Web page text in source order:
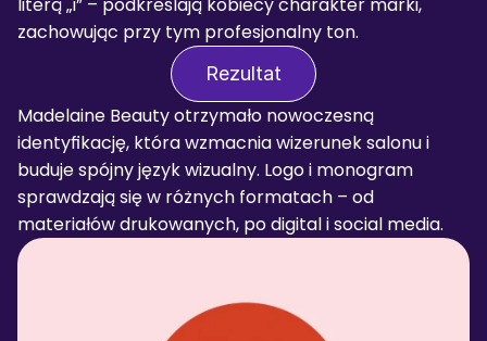
zachowując przy tym profesjonalny ton.
Rezultat
Madelaine Beauty otrzymało nowoczesną
identyfikację, która wzmacnia wizerunek salonu i
buduje spójny język wizualny. Logo i monogram
sprawdzają się w różnych formatach – od
materiałów drukowanych, po digital i social media.